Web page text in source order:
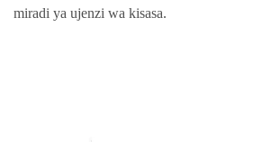
miradi ya ujenzi wa kisasa.